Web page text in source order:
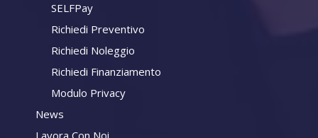
SELFPay
Richiedi Preventivo
Richiedi Noleggio
Richiedi Finanziamento
Modulo Privacy
News